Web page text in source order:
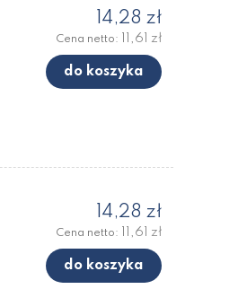
14,28 zł
Cena netto: 11,61 zł
do koszyka
14,28 zł
Cena netto: 11,61 zł
do koszyka